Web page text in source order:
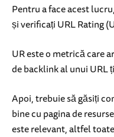
Pentru a face acest
și verificați URL Rating
UR este o metrică care
de backlink al unui URL
Apoi, trebuie să găsiți
bine cu pagina de
este relevant, altfel